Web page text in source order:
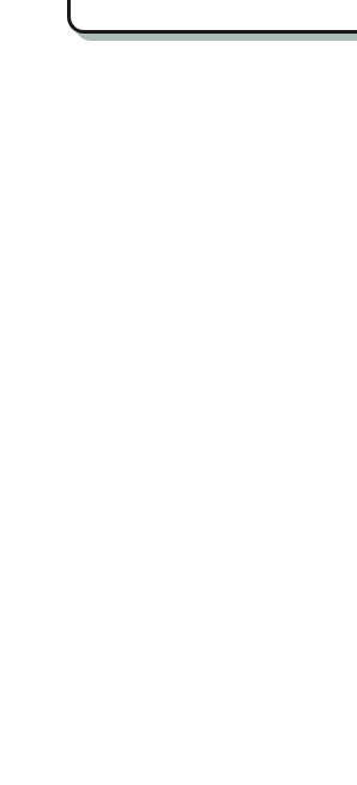
restaurantes y generan más